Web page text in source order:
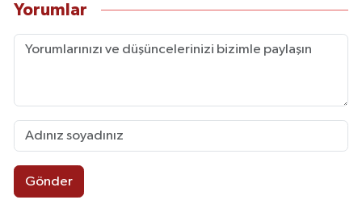
Yorumlar
Gönder